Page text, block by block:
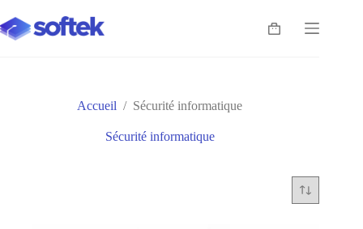
au
contenu
Panier
Accueil / Sécurité informatique
Sécurité informatique